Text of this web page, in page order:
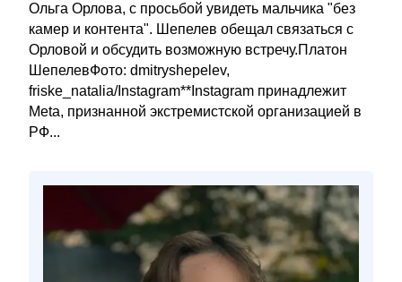
Ольга Орлова, с просьбой увидеть мальчика "без
камер и контента". Шепелев обещал связаться с
Орловой и обсудить возможную встречу.Платон
ШепелевФото: dmitryshepelev,
friske_natalia/Instagram**Instagram принадлежит
Meta, признанной экстремистской организацией в
РФ...